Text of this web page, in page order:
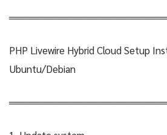
PHP Livewire Hybrid Cloud Setup
Ubuntu/Debian